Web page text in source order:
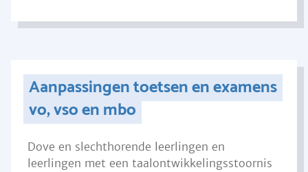
Aanpassingen toetsen en examens
vo, vso en mbo
Dove en slechthorende leerlingen en
leerlingen met een taalontwikkelingsstoornis